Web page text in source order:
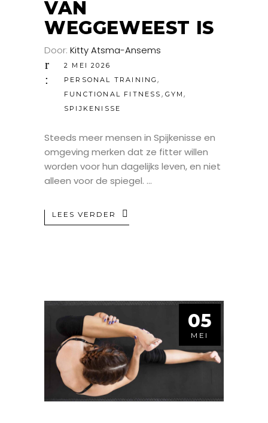
VAN
WEGGEWEEST IS
Door: Kitty Atsma-Ansems
2 MEI 2026
PERSONAL TRAINING,
FUNCTIONAL FITNESS , GYM,
SPIJKENISSE
Steeds meer mensen in Spijkenisse en
omgeving merken dat ze fitter willen
worden voor hun dagelijks leven, en niet
alleen voor de spiegel.
LEES VERDER
05
MEI